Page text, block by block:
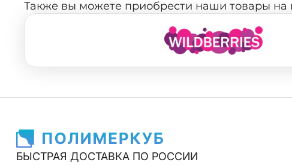
Также вы можете приобрести наши товары на
БЫСТРАЯ ДОСТАВКА ПО РОССИИ